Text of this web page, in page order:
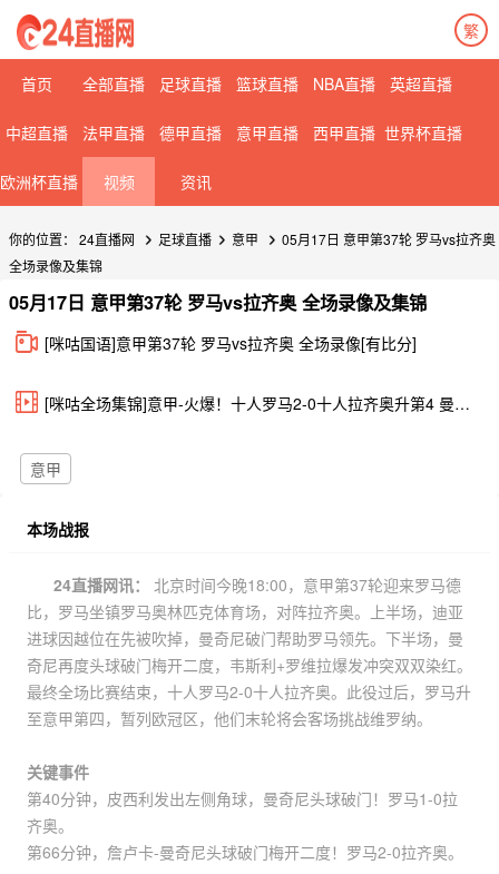
繁
首页 全部直播 足球直播 篮球直播 NBA直播 英超直播
中超直播 法甲直播 德甲直播 意甲直播 西甲直播 世界杯直播
欧洲杯直播 视频 资讯
你的位置： 24直播网 足球直播 意甲
05月17日 意甲第37轮 罗马vs拉齐奥
全场录像及集锦
05月17日 意甲第37轮 罗马vs拉齐奥 全场录像及集锦
[咪咕国语]意甲第37轮 罗马vs拉齐奥 全场录像[有比分]
[咪咕全场集锦]意甲-火爆！十人罗马2-0十人拉齐奥升第4 曼奇尼双响韦斯利+罗维拉染红
意甲
本场战报
24直播网讯：
北京时间今晚18:00，意甲第37轮迎来罗马德
比，罗马坐镇罗马奥林匹克体育场，对阵拉齐奥。上半场，迪亚
进球因越位在先被吹掉，曼奇尼破门帮助罗马领先。下半场，曼
奇尼再度头球破门梅开二度，韦斯利+罗维拉爆发冲突双双染红。
最终全场比赛结束，十人罗马2-0十人拉齐奥。此役过后，罗马升
至意甲第四，暂列欧冠区，他们末轮将会客场挑战维罗纳。
关键事件
第40分钟，皮西利发出左侧角球，曼奇尼头球破门！罗马1-0拉
齐奥。
第66分钟，詹卢卡-曼奇尼头球破门梅开二度！罗马2-0拉齐奥。